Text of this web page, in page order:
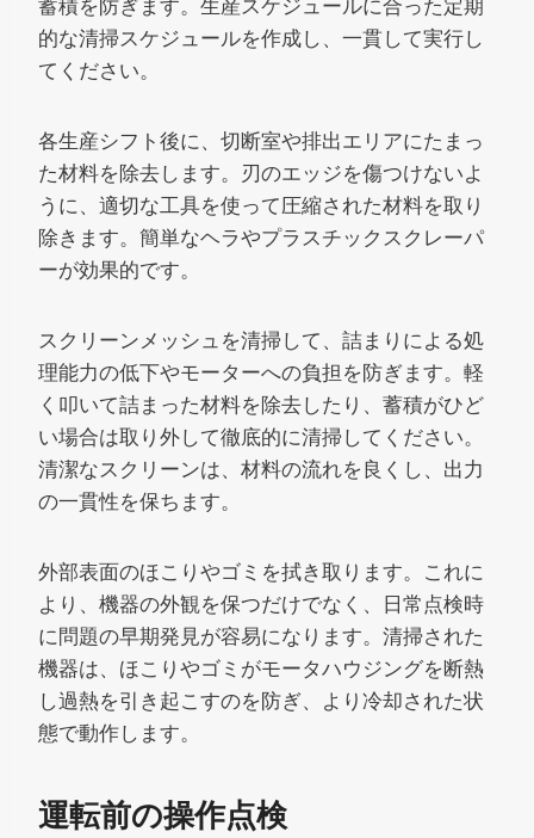
蓄積を防ぎます。生産スケジュールに合った定期
的な清掃スケジュールを作成し、一貫して実行し
てください。
各生産シフト後に、切断室や排出エリアにたまっ
た材料を除去します。刃のエッジを傷つけないよ
うに、適切な工具を使って圧縮された材料を取り
除きます。簡単なヘラやプラスチックスクレーパ
ーが効果的です。
スクリーンメッシュを清掃して、詰まりによる処
理能力の低下やモーターへの負担を防ぎます。軽
く叩いて詰まった材料を除去したり、蓄積がひど
い場合は取り外して徹底的に清掃してください。
清潔なスクリーンは、材料の流れを良くし、出力
の一貫性を保ちます。
外部表面のほこりやゴミを拭き取ります。これに
より、機器の外観を保つだけでなく、日常点検時
に問題の早期発見が容易になります。清掃された
機器は、ほこりやゴミがモータハウジングを断熱
し過熱を引き起こすのを防ぎ、より冷却された状
態で動作します。
運転前の操作点検